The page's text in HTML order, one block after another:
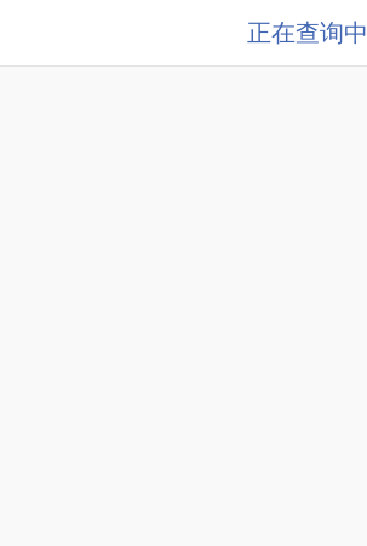
正在查询中